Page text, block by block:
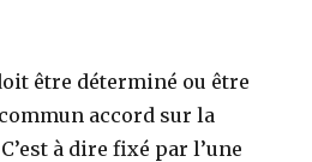
être déterminé ou être
accord sur la
à dire fixé par l’une